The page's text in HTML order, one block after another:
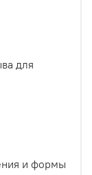
для
и формы